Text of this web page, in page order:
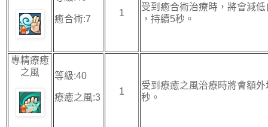
癒合術:7
1
受到癒合術治療時，將會減
，持續5秒。
專精療癒
之風
等級:40
療癒之風:3
1
受到療癒之風治療時將會額
秒。